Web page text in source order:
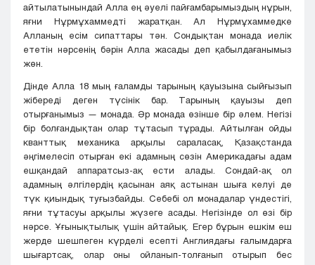
айтылатынындай Алла ең әуелі пайғамбарымыздың нұрын,
яғни Нұрмұхаммедті жаратқан. Ал Нұрмұхаммедке
Алланың есім сипаттары тән. Сондықтан монада иелік
ететін нәрсенің бәрін Алла жасады деп қабылдағанымыз
жөн.
Дінде Алла 18 мың ғаламды тарының қауызына сыйғызып
жібереді деген түсінік бар. Тарының қауызы деп
отырғанымыз — монада. Әр монада өзінше бір әлем. Негізі
бір болғандықтан олар тұтасып тұрады. Айтылған ойды
кванттық механика арқылы сараласақ, Қазақстанда
әңгімелесіп отырған екі адамның сөзін Америкадағы адам
ешқандай аппаратсыз-ақ ести алады. Сондай-ақ ол
адамның әлгілердің қасынан аяқ астынан шыға келуі де
түк қиындық туғызбайды. Себебі ол монадалар үндестігі,
яғни тұтасуы арқылы жүзеге асады. Негізінде ол өзі бір
нәрсе. Ұғынықтылық үшін айтайық. Егер бұрын ешкім еш
жерде шешпеген күрделі есепті Англиядағы ғалымдарға
шығартсақ, олар оны ойланып-толғанып отырып бес